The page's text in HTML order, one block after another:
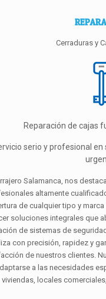
Cerraduras y
Reparación de cajas
serio y profesional
Salamanca, nos
altamente
de cualquier tipo y
soluciones integrales que
de sistemas de
con precisión, rapidez y
de nuestros clientes.
a las necesidades
viviendas, locales